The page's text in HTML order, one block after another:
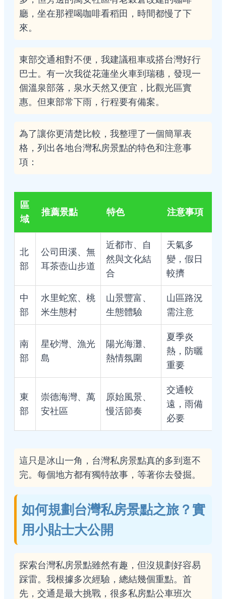
廳，坐在那裡喝咖啡看稻田，時間都慢了下
來。
東部交通相對不便，我建議租車或搭台灣好行
巴士。有一次我從花蓮坐火車到瑞穗，發現一
個溫泉部落，泉水天然又便宜，比觀光區實
惠。但東部常下雨，行程要有備案。
為了讓你更清楚比較，我整理了一個簡單表
格，列出各地台灣私房景點的特色和注意事
項：
區
域
推薦景點 特色 注意事項
北
部
公司田溪、無
耳茶壺山步道
近都市、自
然與文化結
合
天氣多
變，假日
較擠
中
部
水里蛇窯、桃
米生態村
山景豐富、
生態體驗
山區路況
需注意
南
部
星砂灣、漁光
島
陽光海灘、
熱情氛圍
夏季炎
熱，防曬
重要
東
部
崇德海灣、萬
安社區
原始風景、
慢活節奏
交通較
遠，雨備
必要
這只是冰山一角，台灣私房景點真的多到逛不
完。每個地方都有獨特故事，等著你去發掘。
如何規劃台灣私房景點之旅？實
用小貼士大公開
探索台灣私房景點雖然有趣，但沒規劃好容易
踩雷。我根據多次經驗，總結幾個重點。首
先，交通是最大挑戰，很多私房點公車班次